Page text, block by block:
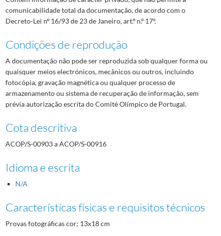
comunicabilidade total da documentação, de acordo com o
Decreto-Lei nº 16/93 de 23 de Janeiro, art.º n.º 17º.
Condições de reprodução
A documentação não pode ser reproduzida sob qualquer forma ou
quaisquer meios electrónicos, mecânicos ou outros, incluindo
fotocópia, gravação magnética ou qualquer processo de
armazenamento ou sistema de recuperação de informação, sem
prévia autorização escrita do Comité Olímpico de Portugal.
Cota descritiva
ACOP/S-00903 a ACOP/S-00916
Idioma e escrita
N/A
Características físicas e requisitos técnicos
Provas fotográficas cor; 13x18 cm